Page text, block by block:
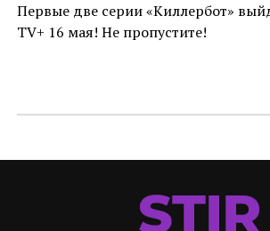
Первые две серии «Киллербот»
TV+ 16 мая! Не пропустите!